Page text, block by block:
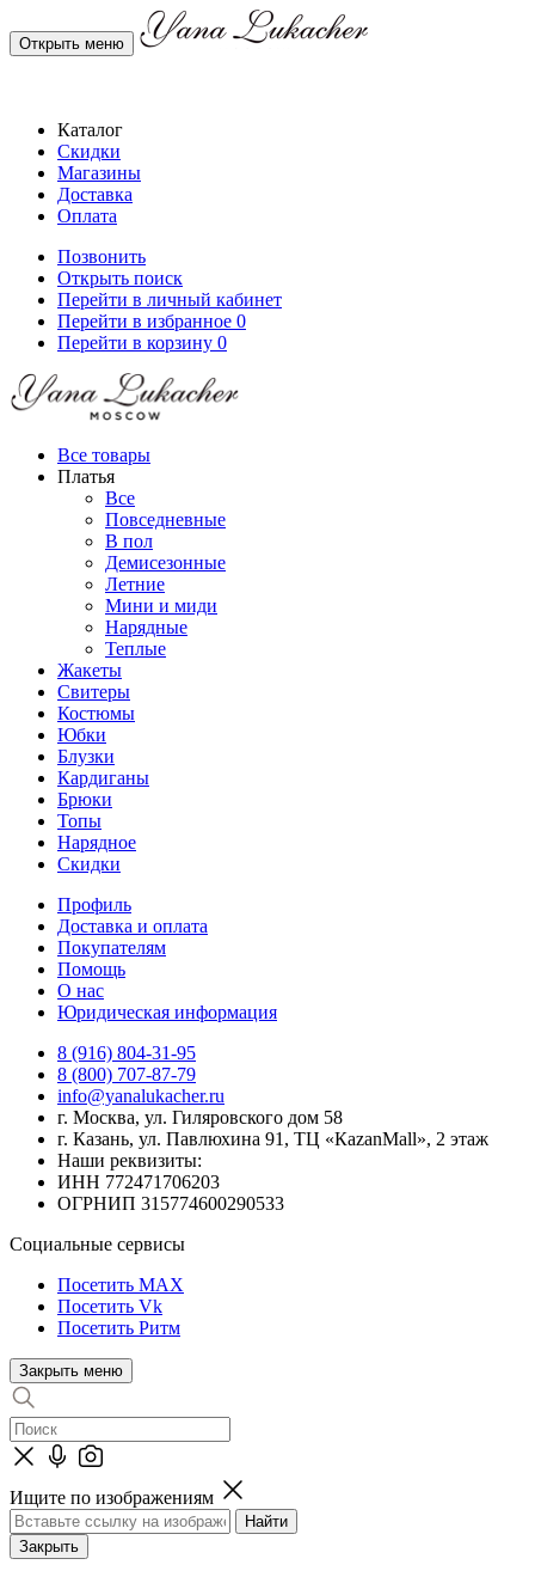
Открыть меню
Каталог
Скидки
Магазины
Доставка
Оплата
Позвонить
Открыть поиск
Перейти в личный кабинет
Перейти в избранное 0
Перейти в корзину 0
Все товары
Платья
Все
Повседневные
В пол
Демисезонные
Летние
Мини и миди
Нарядные
Теплые
Жакеты
Свитеры
Костюмы
Юбки
Блузки
Кардиганы
Брюки
Топы
Нарядное
Скидки
Профиль
Доставка и оплата
Покупателям
Помощь
О нас
Юридическая информация
8 (916) 804-31-95
8 (800) 707-87-79
info@yanalukacher.ru
г. Москва, ул. Гиляровского дом 58
г. Казань, ул. Павлюхина 91, ТЦ «КazanMall», 2 этаж
Наши реквизиты:
ИНН 772471706203
ОГРНИП 315774600290533
Социальные сервисы
Посетить MAX
Посетить Vk
Посетить Ритм
Закрыть меню
Ищите по изображениям
Закрыть